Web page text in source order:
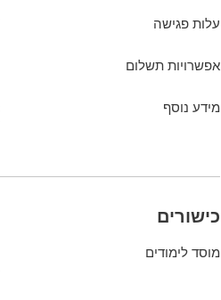
עלות פגישה
אפשרויות תשלום
מידע נוסף
כישורים
מוסד לימודים